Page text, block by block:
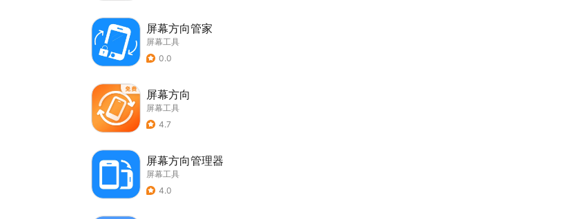
屏幕方向管家
屏幕工具
0.0
屏幕方向
屏幕工具
4.7
屏幕方向管理器
屏幕工具
4.0